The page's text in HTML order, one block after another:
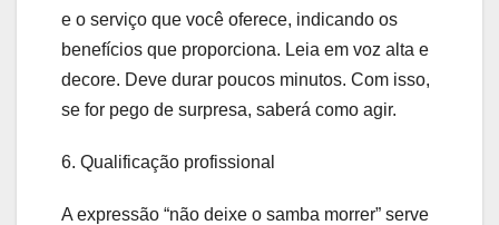
e o serviço que você oferece, indicando os
benefícios que proporciona. Leia em voz alta e
decore. Deve durar poucos minutos. Com isso,
se for pego de surpresa, saberá como agir.
6. Qualificação profissional
A expressão “não deixe o samba morrer” serve